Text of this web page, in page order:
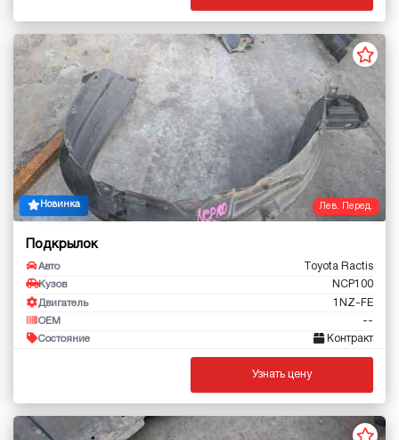
Лев. Перед.
Новинка
Подкрылок
Авто Toyota Ractis
Кузов NCP100
Двигатель 1NZ-FE
OEM --
Состояние Контракт
Узнать цену